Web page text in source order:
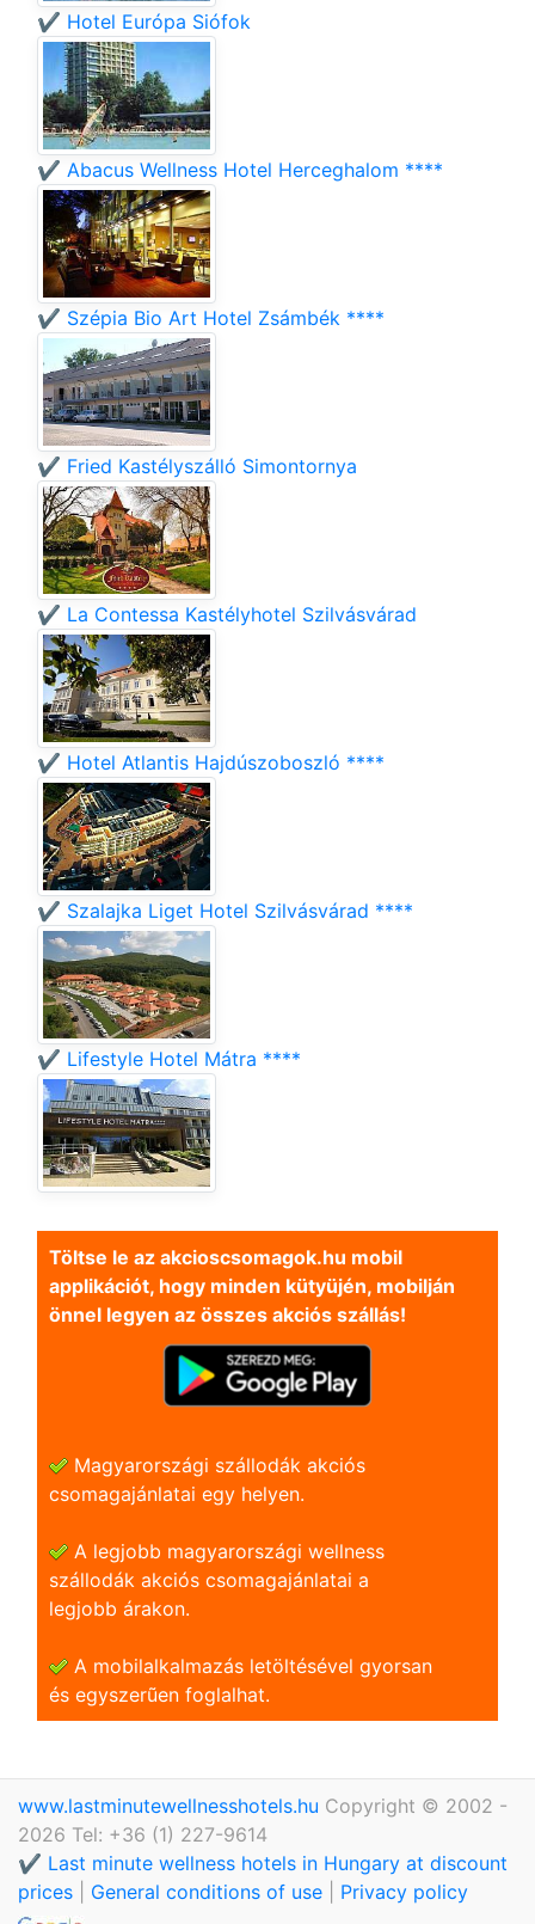
✔️ Hotel Európa Siófok
✔️ Abacus Wellness Hotel Herceghalom ****
✔️ Szépia Bio Art Hotel Zsámbék ****
✔️ Fried Kastélyszálló Simontornya
✔️ La Contessa Kastélyhotel Szilvásvárad
✔️ Hotel Atlantis Hajdúszoboszló ****
✔️ Szalajka Liget Hotel Szilvásvárad ****
✔️ Lifestyle Hotel Mátra ****
Töltse le az akcioscsomagok.hu mobil
applikációt, hogy minden kütyüjén, mobilján
önnel legyen az összes akciós szállás!
Magyarországi szállodák akciós
csomagajánlatai egy helyen.
A legjobb magyarországi wellness
szállodák akciós csomagajánlatai a
legjobb árakon.
A mobilalkalmazás letöltésével gyorsan
és egyszerũen foglalhat.
www.lastminutewellnesshotels.hu Copyright © 2002 -
2026 Tel: +36 (1) 227-9614
✔️ Last minute wellness hotels in Hungary at discount
prices
General conditions of use Privacy policy